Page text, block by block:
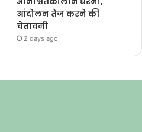
आंदोलन तेज करने की
चेतावनी
2 days ago